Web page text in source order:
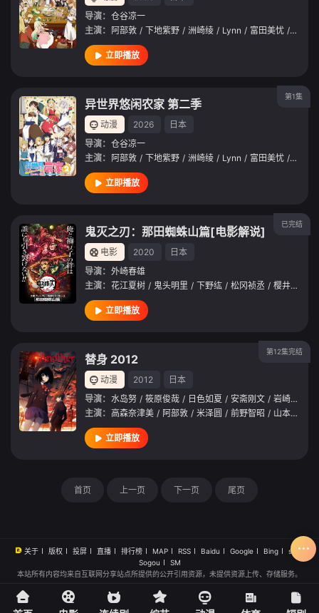
导演： 仓谷凉一
主演： 阿部敦 / 下地紫野 / 洲崎绫 / Lynn / 富田美忧 / 藤井
立即播放
第1集
异世界悠闲农家 第二季
动漫 2026
日本
导演： 仓谷凉一
主演： 阿部敦 / 下地紫野 / 洲崎绫 / Lynn / 富田美忧 / 藤井
立即播放
已完结
鬼灭之刃：那田蜘蛛山篇[电影解说]
电影 2020
日本
导演： 外崎春雄
主演： 花江夏树 / 鬼头明里 / 下野纮 / 松冈祯丞 / 樱井孝宏
立即播放
第12集完结
替身 2012
动漫 2012
日本
导演： 水岛努 / 筱原俊哉 / 日色如夏 / 安斋刚文 / 岩崎太郎
主演： 高森奈津美 / 阿部敦 / 米泽圆 / 前野智昭 / 山本和臣
立即播放
首页 上一页 下一页 尾页
关于 版权 投屏 直播 排行榜 MAP RSS Baidu Google Bing
so
Sogou
SM
本站所有内容均来自互联网分享站点所提供的公开引用资源，未提供资源上传、存储服务。